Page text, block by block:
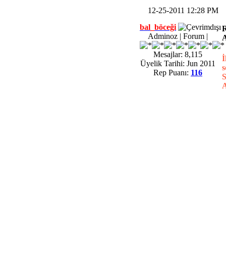
12-25-2011 12:28 PM
bal_böceği
Adminoz | Forum |
Mesajlar: 8,115
Üyelik Tarihi: Jun 2011
Rep Puanı: 116